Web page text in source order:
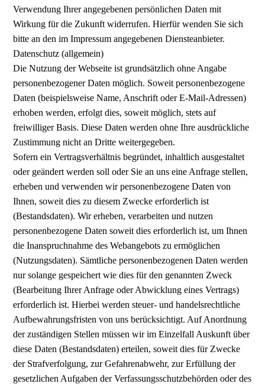
Verwendung Ihrer angegebenen persönlichen Daten mit
Wirkung für die Zukunft widerrufen. Hierfür wenden Sie sich
bitte an den im Impressum angegebenen Diensteanbieter.
Datenschutz (allgemein)
Die Nutzung der Webseite ist grundsätzlich ohne Angabe
personenbezogener Daten möglich. Soweit personenbezogene
Daten (beispielsweise Name, Anschrift oder E-Mail-Adressen)
erhoben werden, erfolgt dies, soweit möglich, stets auf
freiwilliger Basis. Diese Daten werden ohne Ihre ausdrückliche
Zustimmung nicht an Dritte weitergegeben.
Sofern ein Vertragsverhältnis begründet, inhaltlich ausgestaltet
oder geändert werden soll oder Sie an uns eine Anfrage stellen,
erheben und verwenden wir personenbezogene Daten von
Ihnen, soweit dies zu diesem Zwecke erforderlich ist
(Bestandsdaten). Wir erheben, verarbeiten und nutzen
personenbezogene Daten soweit dies erforderlich ist, um Ihnen
die Inanspruchnahme des Webangebots zu ermöglichen
(Nutzungsdaten). Sämtliche personenbezogenen Daten werden
nur solange gespeichert wie dies für den genannten Zweck
(Bearbeitung Ihrer Anfrage oder Abwicklung eines Vertrags)
erforderlich ist. Hierbei werden steuer- und handelsrechtliche
Aufbewahrungsfristen von uns berücksichtigt. Auf Anordnung
der zuständigen Stellen müssen wir im Einzelfall Auskunft über
diese Daten (Bestandsdaten) erteilen, soweit dies für Zwecke
der Strafverfolgung, zur Gefahrenabwehr, zur Erfüllung der
gesetzlichen Aufgaben der Verfassungsschutzbehörden oder des